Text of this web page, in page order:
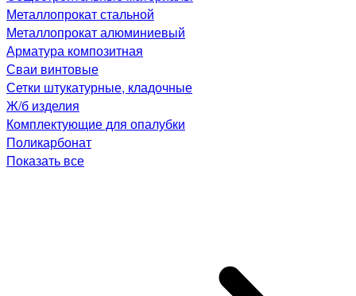
Металлопрокат стальной
Металлопрокат алюминиевый
Арматура композитная
Сваи винтовые
Сетки штукатурные, кладочные
Ж/б изделия
Комплектующие для опалубки
Поликарбонат
Показать все